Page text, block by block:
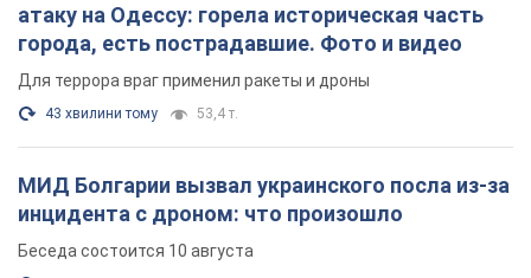
атаку на Одессу: горела историческая часть
города, есть пострадавшие. Фото и видео
Для террора враг применил ракеты и дроны
43 хвилини тому 53,4 т.
МИД Болгарии вызвал украинского посла из-за
инцидента с дроном: что произошло
Беседа состоится 10 августа